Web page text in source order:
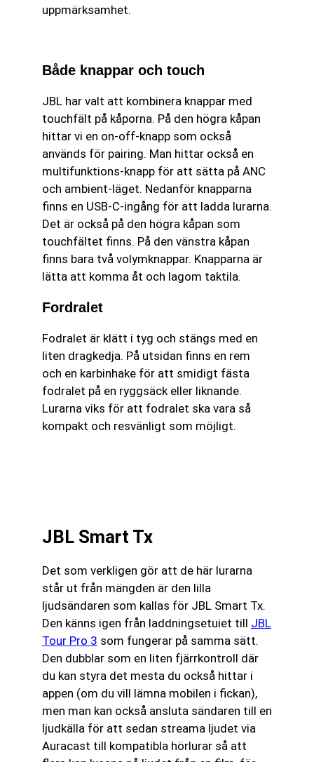
uppmärksamhet.
Både knappar och touch
JBL har valt att kombinera knappar med
touchfält på kåporna. På den högra kåpan
hittar vi en on-off-knapp som också
används för pairing. Man hittar också en
multifunktions-knapp för att sätta på ANC
och ambient-läget. Nedanför knapparna
finns en USB-C-ingång för att ladda lurarna.
Det är också på den högra kåpan som
touchfältet finns. På den vänstra kåpan
finns bara två volymknappar. Knapparna är
lätta att komma åt och lagom taktila.
Fordralet
Fodralet är klätt i tyg och stängs med en
liten dragkedja. På utsidan finns en rem
och en karbinhake för att smidigt fästa
fodralet på en ryggsäck eller liknande.
Lurarna viks för att fodralet ska vara så
kompakt och resvänligt som möjligt.
JBL Smart Tx
Det som verkligen gör att de här lurarna
står ut från mängden är den lilla
ljudsändaren som kallas för JBL Smart Tx.
Den känns igen från laddningsetuiet till JBL
Tour Pro 3 som fungerar på samma sätt.
Den dubblar som en liten fjärrkontroll där
du kan styra det mesta du också hittar i
appen (om du vill lämna mobilen i fickan),
men man kan också ansluta sändaren till en
ljudkälla för att sedan streama ljudet via
Auracast till kompatibla hörlurar så att